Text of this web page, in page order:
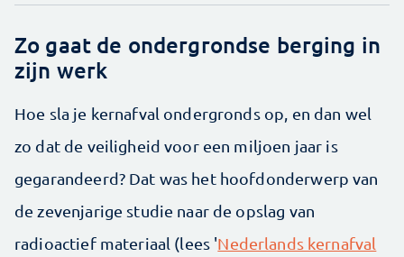
Zo gaat de ondergrondse berging in
zijn werk
Hoe sla je kernafval ondergronds op, en dan wel
zo dat de veiligheid voor een miljoen jaar is
gegarandeerd? Dat was het hoofdonderwerp van
de zevenjarige studie naar de opslag van
radioactief materiaal (lees 'Nederlands kernafval